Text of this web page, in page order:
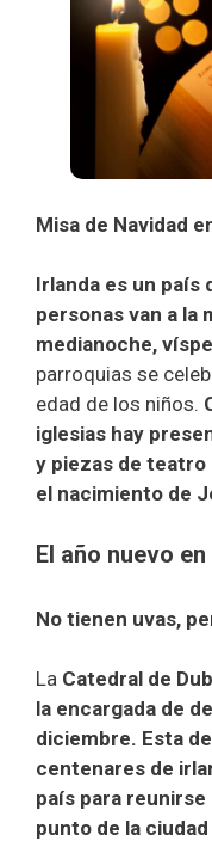
Misa de Navidad
Irlanda es un país
personas van a la
medianoche,
parroquias se
edad de los niños.
iglesias hay
y piezas de teatro
el nacimiento de
El año nuevo
No tienen uvas,
La Catedral de
la encargada de
diciembre. Esta
centenares de
país para
punto de la